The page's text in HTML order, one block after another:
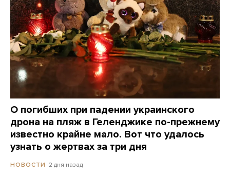
О погибших при падении украинского
дрона на пляж в Геленджике по-прежнему
известно крайне мало. Вот что удалось
узнать о жертвах за три дня
НОВОСТИ 2 дня назад